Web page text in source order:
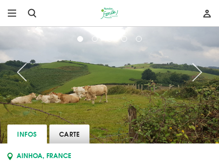
INFOS CARTE
AINHOA, FRANCE